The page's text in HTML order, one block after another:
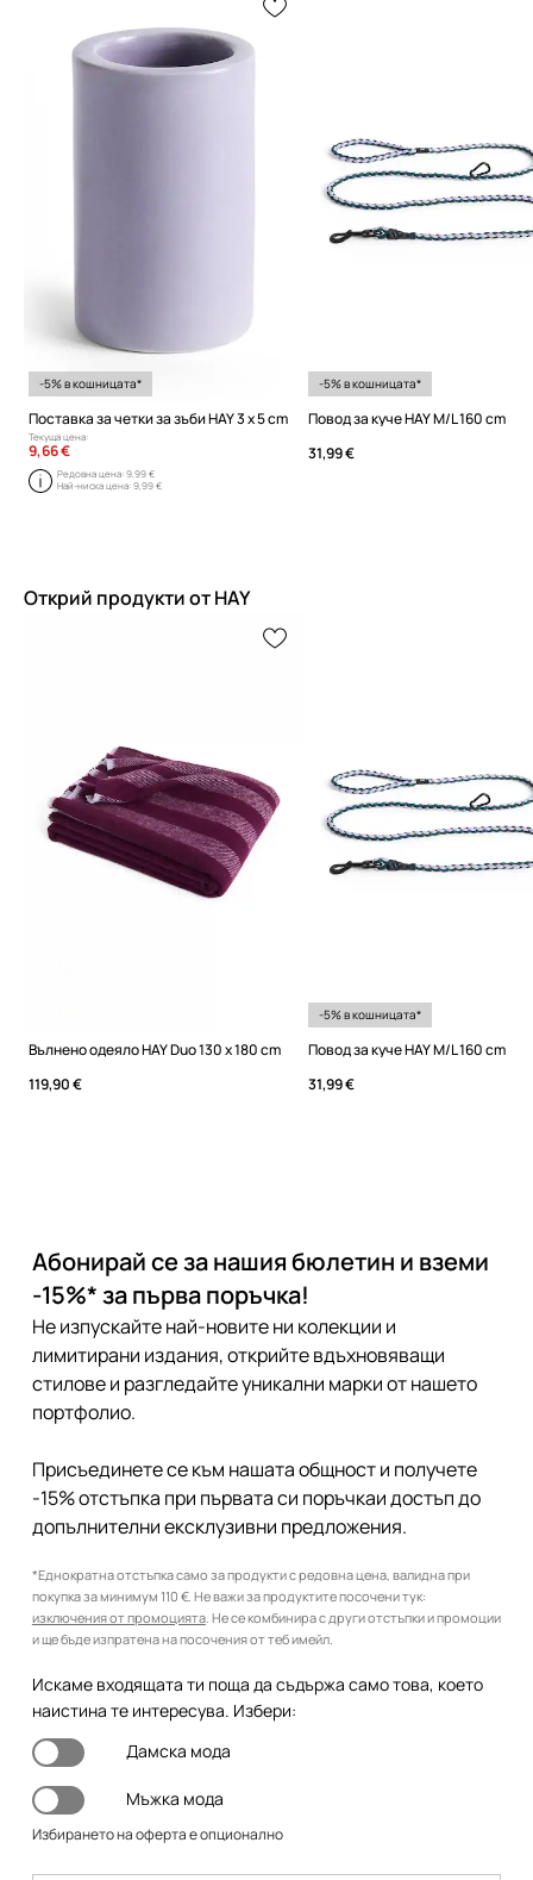
-5% в кошницата*
Поставка за четки за зъби HAY 3 x 5 cm
Текуща цена:
9,66 €
Редовна цена:9,99 €
Най-ниска цена:9,99 €
-5% в кошницата*
Повод за куче HAY M/L 160 cm
31,99 €
Открий продукти от HAY
Вълнено одеяло HAY Duo 130 x 180 cm
119,90 €
-5% в кошницата*
Повод за куче HAY M/L 160 cm
31,99 €
Абонирай се за нашия бюлетин и вземи
-15%* за първа поръчка!
Не изпускайте най-новите ни колекции и
лимитирани издания, открийте вдъхновяващи
стилове и разгледайте уникални марки от нашето
портфолио.
Присъединете се към нашата общност и получете
-15% отстъпка при първата си поръчкаи достъп до
допълнителни ексклузивни предложения.
*Еднократна отстъпка само за продукти с редовна цена, валидна при
покупка за минимум 110 €. Не важи за продуктите посочени тук:
изключения от промоцията. Не се комбинира с други отстъпки и промоции
и ще бъде изпратена на посочения от теб имейл.
Искаме входящата ти поща да съдържа само това, което
наистина те интересува. Избери:
Дамска мода
Мъжка мода
Избирането на оферта е опционално